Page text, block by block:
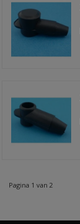
Pagina 1 van 2